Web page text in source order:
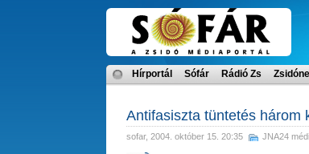
Hírportál Sófár Rádió Zs
Antifasiszta tüntetés három
sofar, 2004. október 15. 20:35 JNA24